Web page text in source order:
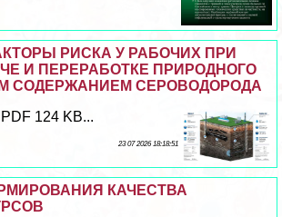
РИСКА У РАБОЧИХ ПРИ
И ПЕРЕРАБОТКЕ ПРИРОДНОГО
СОДЕРЖАНИЕМ СЕРОВОДОРОДА
124 KB...
23 07 2026 18:18:51
КАЧЕСТВА